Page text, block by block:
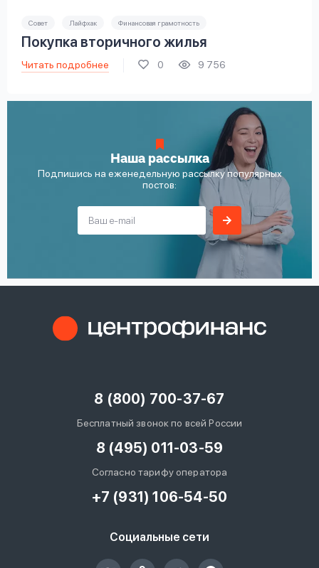
Совет Лайфхак Финансовая грамотность
Покупка вторичного жилья
Читать подробнее 0 9 756
Наша рассылка
Подпишись на еженедельную рассылку популярных
постов:
8 (800) 700-37-67
Бесплатный звонок по всей России
8 (495) 011-03-59
Согласно тарифу оператора
+7 (931) 106-54-50
Социальные сети